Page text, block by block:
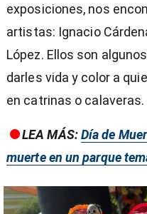
exposiciones, nos
artistas: Ignacio
López. Ellos son
darles vida y color a
en catrinas o calaveras.
LEA MÁS:Día de
muerte en un parque